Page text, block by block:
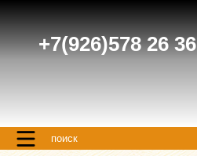
+7(926)578 26 36
поиск